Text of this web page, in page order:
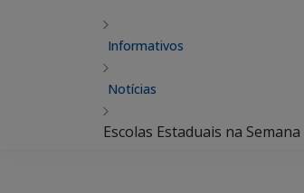
Informativos
Notícias
Escolas Estaduais na Semana